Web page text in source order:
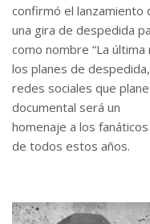
confirmó el lanzamiento
una gira de despedida
como nombre “La última
los planes de
redes sociales que
documental será un
homenaje a los
de todos estos años.